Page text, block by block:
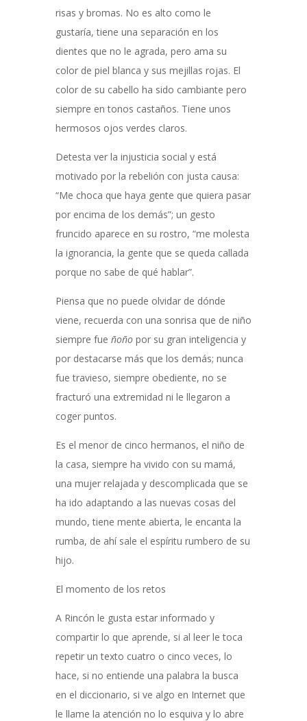
risas y bromas. No es alto como le
gustaría, tiene una separación en los
dientes que no le agrada, pero ama su
color de piel blanca y sus mejillas rojas. El
color de su cabello ha sido cambiante pero
siempre en tonos castaños. Tiene unos
hermosos ojos verdes claros.
Detesta ver la injusticia social y está
motivado por la rebelión con justa causa:
“Me choca que haya gente que quiera pasar
por encima de los demás”; un gesto
fruncido aparece en su rostro, “me molesta
la ignorancia, la gente que se queda callada
porque no sabe de qué hablar”.
Piensa que no puede olvidar de dónde
viene, recuerda con una sonrisa que de niño
siempre fue ñoñopor su gran inteligencia y
por destacarse más que los demás; nunca
fue travieso, siempre obediente, no se
fracturó una extremidad ni le llegaron a
coger puntos.
Es el menor de cinco hermanos, el niño de
la casa, siempre ha vivido con su mamá,
una mujer relajada y descomplicada que se
ha ido adaptando a las nuevas cosas del
mundo, tiene mente abierta, le encanta la
rumba, de ahí sale el espíritu rumbero de su
hijo.
El momento de los retos
A Rincón le gusta estar informado y
compartir lo que aprende, si al leer le toca
repetir un texto cuatro o cinco veces, lo
hace, si no entiende una palabra la busca
en el diccionario, si ve algo en Internet que
le llame la atención no lo esquiva y lo abre